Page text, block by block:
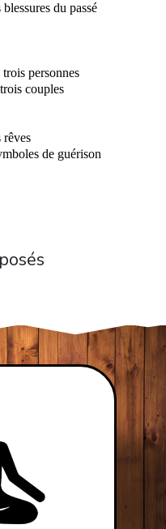
du passé
personnes
couples
de guérison